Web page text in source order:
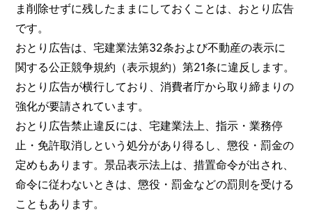
ま削除せずに残したままにしておくことは、おとり広告
です。
おとり広告は、宅建業法第32条および不動産の表示に
関する公正競争規約（表示規約）第21条に違反します。
おとり広告が横行しており、消費者庁から取り締まりの
強化が要請されています。
おとり広告禁止違反には、宅建業法上、指示・業務停
止・免許取消しという処分があり得るし、懲役・罰金の
定めもあります。景品表示法上は、措置命令が出され、
命令に従わないときは、懲役・罰金などの罰則を受ける
こともあります。